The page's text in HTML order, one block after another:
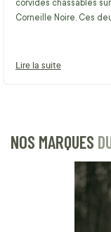
corvidés chassables
Corneille Noire. Ces
Lire la suite
NOS MARQUES